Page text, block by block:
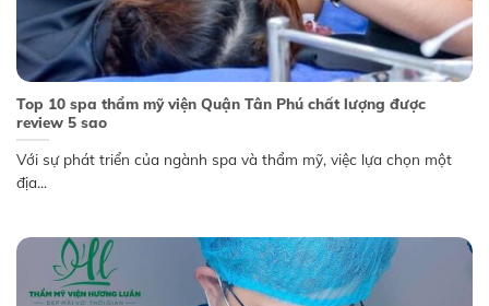
Top 10 spa thẩm mỹ viện Quận Tân Phú chất lượng được
review 5 sao
Với sự phát triển của ngành spa và thẩm mỹ, việc lựa chọn một
địa...